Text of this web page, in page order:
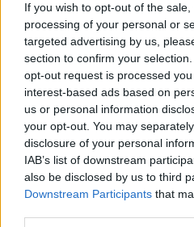
If you wish to opt-out of the
processing of your personal or
targeted advertising by us,
section to confirm your
opt-out request is processed
interest-based ads based on
us or personal information
your opt-out. You may
disclosure of your personal
IAB’s list of downstream
also be disclosed by us to third
Downstream Participants that
Jöjjön el, hallgassunk meg
magyar - és világirodalom
helyet foglal a nézőtéren,
színpadon, és mondjuk 
verseket. Nem kétséges,
valamit magunkról.
Végvári Tamás
Mácsai Pál
Debreczeny Csaba
Dömötör András